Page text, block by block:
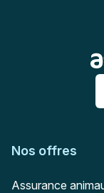
Nos offres
Assurance